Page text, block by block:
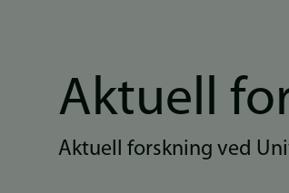
Aktuell
Aktuell forskning ved